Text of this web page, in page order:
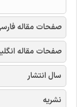
صفحات مقاله
صفحات مقاله
سال انتشار
نشریه